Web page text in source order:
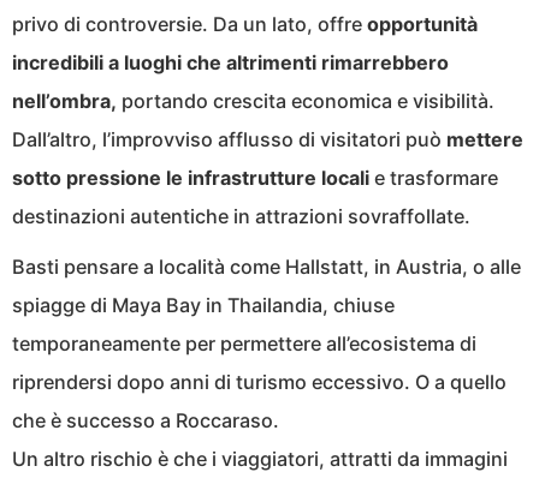
privo di controversie. Da un lato, offre opportunità
incredibili a luoghi che altrimenti rimarrebbero
nell’ombra, portando crescita economica e visibilità.
Dall’altro, l’improvviso afflusso di visitatori può mettere
sotto pressione le infrastrutture locali e trasformare
destinazioni autentiche in attrazioni sovraffollate.
Basti pensare a località come Hallstatt, in Austria, o alle
spiagge di Maya Bay in Thailandia, chiuse
temporaneamente per permettere all’ecosistema di
riprendersi dopo anni di turismo eccessivo. O a quello
che è successo a Roccaraso.
Un altro rischio è che i viaggiatori, attratti da immagini